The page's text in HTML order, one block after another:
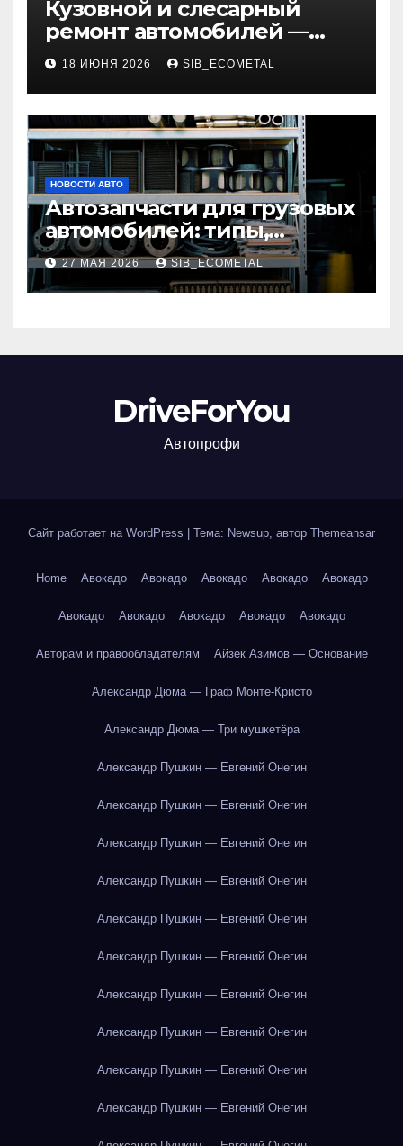
Кузовной и слесарный
ремонт автомобилей —
наличие оригинальных
запчастей и типичные
сроки выполнения работ
18 ИЮНЯ 2026 SIB_ECOMETAL
НОВОСТИ АВТО
Автозапчасти для грузовых
автомобилей: типы,
совместимость и критерии
подбора
27 МАЯ 2026 SIB_ECOMETAL
DriveForYou
Автопрофи
Сайт работает на WordPress Тема: Newsup, автор Themeansar
Home Авокадо Авокадо Авокадо Авокадо Авокадо
Авокадо Авокадо Авокадо Авокадо Авокадо
Авторам и правообладателям Айзек Азимов — Основание
Александр Дюма — Граф Монте-Кристо
Александр Дюма — Три мушкетёра
Александр Пушкин — Евгений Онегин
Александр Пушкин — Евгений Онегин
Александр Пушкин — Евгений Онегин
Александр Пушкин — Евгений Онегин
Александр Пушкин — Евгений Онегин
Александр Пушкин — Евгений Онегин
Александр Пушкин — Евгений Онегин
Александр Пушкин — Евгений Онегин
Александр Пушкин — Евгений Онегин
Александр Пушкин — Евгений Онегин